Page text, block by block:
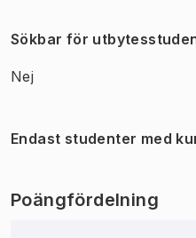
Sökbar för
Nej
Endast studenter med
Poängfördelning